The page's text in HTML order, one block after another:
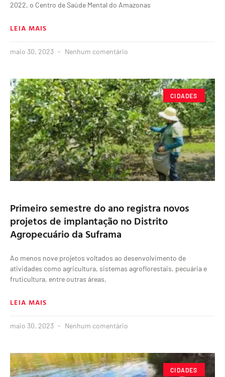
2022, o Centro de Saúde Mental do Amazonas
LEIA MAIS
maio 30, 2023 Nenhum comentário
CIDADES
Primeiro semestre do ano registra novos
projetos de implantação no Distrito
Agropecuário da Suframa
Ao menos nove projetos voltados ao desenvolvimento de
atividades como agricultura, sistemas agroflorestais, pecuária e
fruticultura, entre outras áreas,
LEIA MAIS
maio 30, 2023 Nenhum comentário
CIDADES